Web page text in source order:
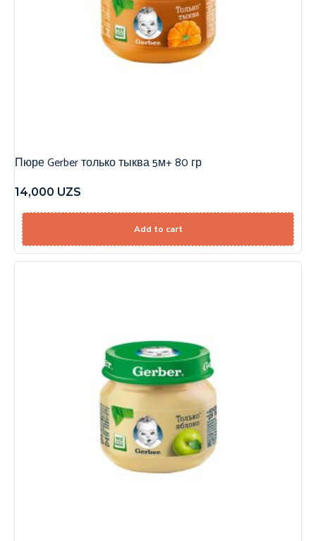
Пюре Gerber только тыква 5м+ 80 гр
14,000 UZS
Add to cart